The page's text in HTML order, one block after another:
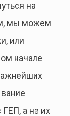
на
мы можем
или
начале
а не их